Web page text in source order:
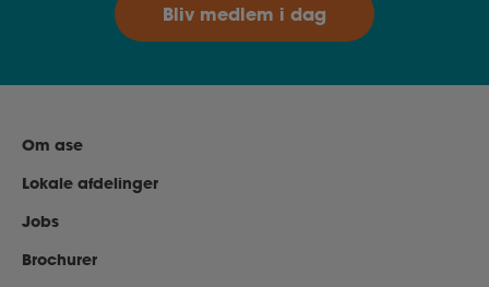
Bliv medlem i dag
Om ase
Lokale afdelinger
Jobs
Brochurer